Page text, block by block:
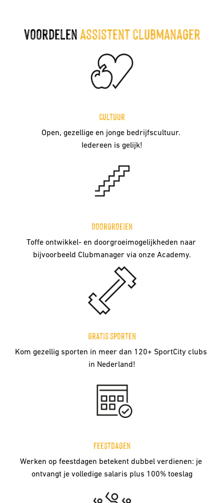
voordelen Assistent clubmanager
Cultuur
Open, gezellige en jonge bedrijfscultuur.
Iedereen is gelijk!
Doorgroeien
Toffe ontwikkel- en doorgroeimogelijkheden naar
bijvoorbeeld Clubmanager via onze Academy.
Gratis sporten
Kom gezellig sporten in meer dan 120+ SportCity clubs
in Nederland!
Feestdagen
Werken op feestdagen betekent dubbel verdienen: je
ontvangt je volledige salaris plus 100% toeslag